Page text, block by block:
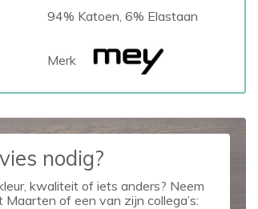
94% Katoen, 6% Elastaan
Merk
nodig?
kwaliteit of iets anders? Neem
of een van zijn collega’s: